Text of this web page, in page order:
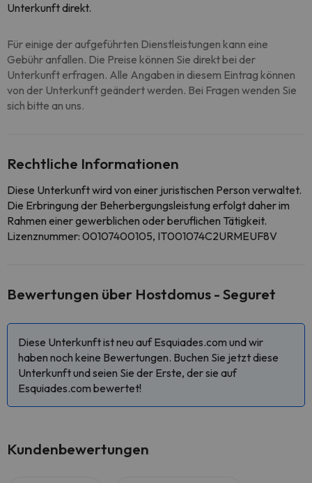
Unterkunft direkt.
Für einige der aufgeführten Dienstleistungen kann eine
Gebühr anfallen. Die Preise können Sie direkt bei der
Unterkunft erfragen. Alle Angaben in diesem Eintrag können
von der Unterkunft geändert werden. Bei Fragen wenden Sie
sich bitte an uns.
Rechtliche Informationen
Diese Unterkunft wird von einer juristischen Person verwaltet.
Die Erbringung der Beherbergungsleistung erfolgt daher im
Rahmen einer gewerblichen oder beruflichen Tätigkeit.
Lizenznummer: 00107400105, IT001074C2URMEUF8V
Bewertungen über Hostdomus - Seguret
Diese Unterkunft ist neu auf Esquiades.com und wir
haben noch keine Bewertungen. Buchen Sie jetzt diese
Unterkunft und seien Sie der Erste, der sie auf
Esquiades.com bewertet!
Kundenbewertungen